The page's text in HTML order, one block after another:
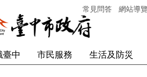
常見問答 網站導
臺中 市民服務 生活及防災